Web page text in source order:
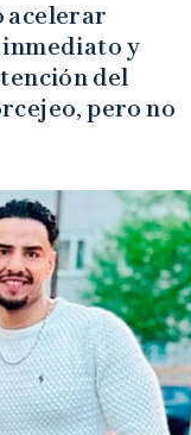
acelerar
y
del
pero no